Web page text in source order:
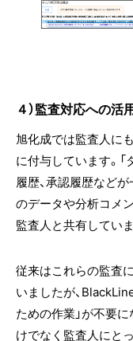
４）監査対応への活
旭化成では監査人に
に付与しています。
履歴、承認履歴などが
のデータや分析コメ
監査人と共有していま
従来はこれらの監査
いましたが、
ための作業」が不要
けでなく監査人にと